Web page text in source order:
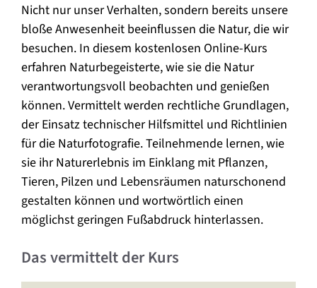
Nicht nur unser Verhalten, sondern bereits unsere
bloße Anwesenheit beeinflussen die Natur, die wir
besuchen. In diesem kostenlosen Online-Kurs
erfahren Naturbegeisterte, wie sie die Natur
verantwortungsvoll beobachten und genießen
können. Vermittelt werden rechtliche Grundlagen,
der Einsatz technischer Hilfsmittel und Richtlinien
für die Naturfotografie. Teilnehmende lernen, wie
sie ihr Naturerlebnis im Einklang mit Pflanzen,
Tieren, Pilzen und Lebensräumen naturschonend
gestalten können und wortwörtlich einen
möglichst geringen Fußabdruck hinterlassen.
Das vermittelt der Kurs